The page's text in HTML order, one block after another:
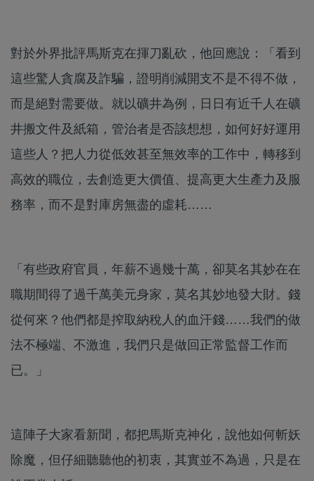
對於外界批評馬斯克在揮刀亂砍，他回應說：「看到
這些驚人貪腐及詐騙，證明削減開支不是不得不做，
而是絕對需要做。就以礦井為例，日日有近千人在礦
井搬文件及紙箱，管治者是否該想想，如何好好運用
這些人？把人力從低效甚至無效率的工作中，轉移到
高效的職位，去創造更大價值、提高更大生產力及服
務率，而不是對庫房無盡的虛耗……
「有些政府官員，年薪不過幾十萬，卻莫名其妙在在
職期間得了過千萬美元身家，莫名其妙地發大財。錢
從何來？他們都是搾取納稅人的血汗錢……我們的做
法不極端、不激進，我們只是做回正常監督工作而
已。」
這陣子大家看新聞，都把馬斯克神化，說他如何斬妖
除魔，但仔細聽聽他的初衷，其實並不為過，只是在